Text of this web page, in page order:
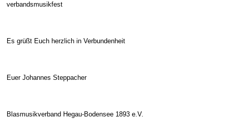
verbandsmusikfest
Es grüßt Euch herzlich in Verbundenheit
Euer Johannes Steppacher
Blasmusikverband Hegau-Bodensee 1893 e.V.